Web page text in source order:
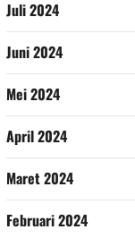
Juli 2024
Juni 2024
Mei 2024
April 2024
Maret 2024
Februari 2024